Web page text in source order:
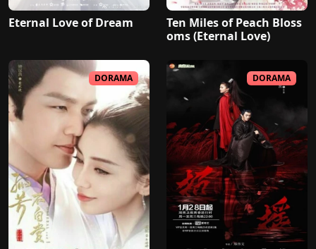
Eternal Love of Dream
Ten Miles of Peach Bloss
oms (Eternal Love)
DORAMA DORAMA